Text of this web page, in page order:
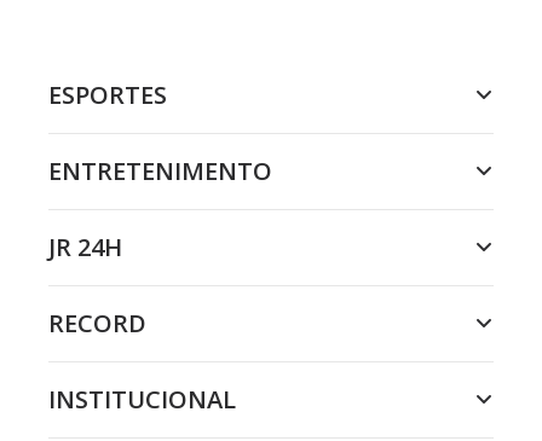
ESPORTES
ENTRETENIMENTO
JR 24H
RECORD
INSTITUCIONAL